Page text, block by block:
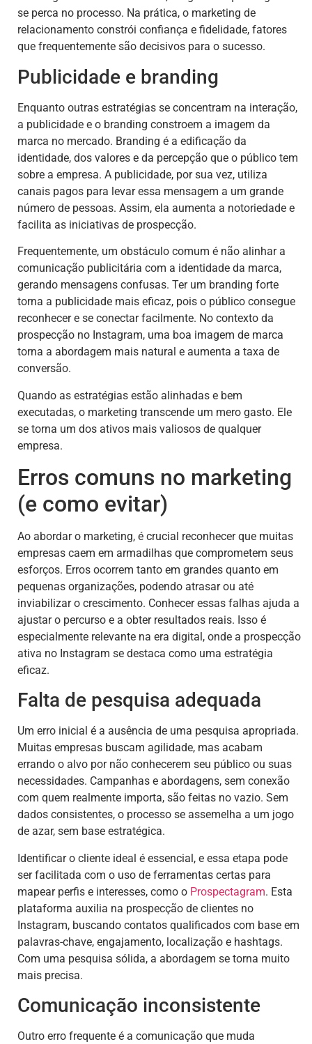
se perca no processo. Na prática, o marketing de
relacionamento constrói confiança e fidelidade, fatores
que frequentemente são decisivos para o sucesso.
Publicidade e branding
Enquanto outras estratégias se concentram na interação,
a publicidade e o branding constroem a imagem da
marca no mercado. Branding é a edificação da
identidade, dos valores e da percepção que o público tem
sobre a empresa. A publicidade, por sua vez, utiliza
canais pagos para levar essa mensagem a um grande
número de pessoas. Assim, ela aumenta a notoriedade e
facilita as iniciativas de prospecção.
Frequentemente, um obstáculo comum é não alinhar a
comunicação publicitária com a identidade da marca,
gerando mensagens confusas. Ter um branding forte
torna a publicidade mais eficaz, pois o público consegue
reconhecer e se conectar facilmente. No contexto da
prospecção no Instagram, uma boa imagem de marca
torna a abordagem mais natural e aumenta a taxa de
conversão.
Quando as estratégias estão alinhadas e bem
executadas, o marketing transcende um mero gasto. Ele
se torna um dos ativos mais valiosos de qualquer
empresa.
Erros comuns no marketing
(e como evitar)
Ao abordar o marketing, é crucial reconhecer que muitas
empresas caem em armadilhas que comprometem seus
esforços. Erros ocorrem tanto em grandes quanto em
pequenas organizações, podendo atrasar ou até
inviabilizar o crescimento. Conhecer essas falhas ajuda a
ajustar o percurso e a obter resultados reais. Isso é
especialmente relevante na era digital, onde a prospecção
ativa no Instagram se destaca como uma estratégia
eficaz.
Falta de pesquisa adequada
Um erro inicial é a ausência de uma pesquisa apropriada.
Muitas empresas buscam agilidade, mas acabam
errando o alvo por não conhecerem seu público ou suas
necessidades. Campanhas e abordagens, sem conexão
com quem realmente importa, são feitas no vazio. Sem
dados consistentes, o processo se assemelha a um jogo
de azar, sem base estratégica.
Identificar o cliente ideal é essencial, e essa etapa pode
ser facilitada com o uso de ferramentas certas para
mapear perfis e interesses, como o Prospectagram. Esta
plataforma auxilia na prospecção de clientes no
Instagram, buscando contatos qualificados com base em
palavras-chave, engajamento, localização e hashtags.
Com uma pesquisa sólida, a abordagem se torna muito
mais precisa.
Comunicação inconsistente
Outro erro frequente é a comunicação que muda